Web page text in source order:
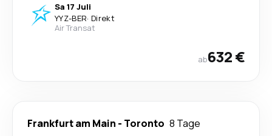
Sa 17 Juli
YYZ-BER· Direkt
Air Transat
ab632 €
Frankfurt am Main - Toronto 8 Tage